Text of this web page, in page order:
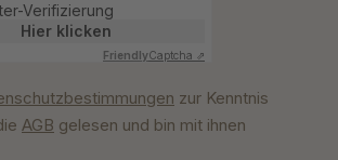
Verifizierung
Hier klicken
FriendlyCaptcha ⇗
zur Kenntnis
AGB gelesen und bin mit ihnen